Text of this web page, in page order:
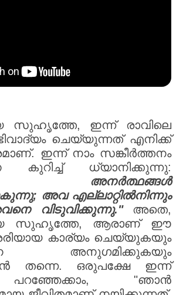
സുഹൃത്തേ, ഇന്ന് രാവിലെ
ചെയ്യുന്നത് എനിക്ക്
ഇന്ന് നാം സങ്കീർത്തനം
കുറിച്ച് ധ്യാനിക്കുന്നു:
അനർത്ഥങ്ങൾ
അവ എല്ലാറ്റിൽനിന്നും
വിടുവിക്കുന്നു."അതെ,
സുഹൃത്തേ, ആരാണ് ഈ
കാര്യം ചെയ്യുകയും
അനുഗമിക്കുകയും
തന്നെ. ഒരുപക്ഷേ ഇന്ന്
"ഞാൻ